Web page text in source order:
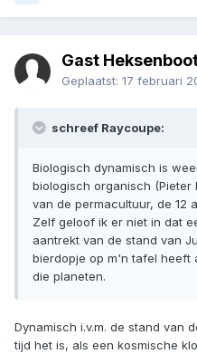
Gast
Geplaatst: 17 februari
schreef Raycoupe:
Biologisch dynamisch is
biologisch organisch (Pieter
van de permacultuur, de 12
Zelf geloof ik er niet in dat
aantrekt van de stand van
bierdopje op m'n tafel heeft
die planeten.
Dynamisch i.v.m. de stand van
tijd het is, als een kosmische